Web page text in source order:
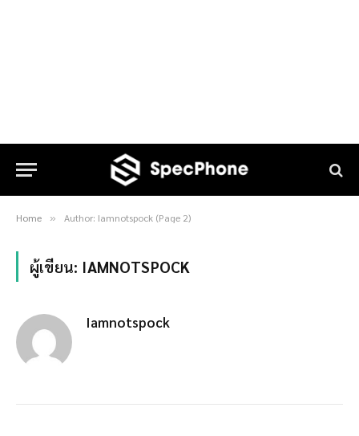
Home » Author: Iamnotspock (Page 2)
ผู้เขียน: IAMNOTSPOCK
Iamnotspock